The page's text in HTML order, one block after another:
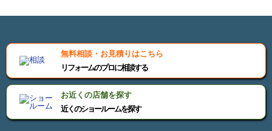
運営：ニッカホーム株式会社
ご相談・お問合せフォーム
無料相談・お見積りはこちら
リフォームのプロに相談する
お近くの店舗を探す
近くのショールームを探す